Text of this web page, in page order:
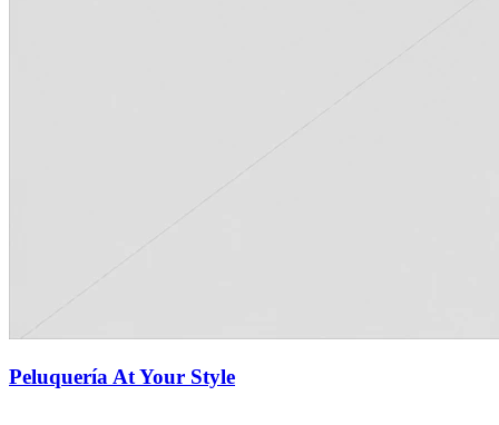
Peluquería At Your Style